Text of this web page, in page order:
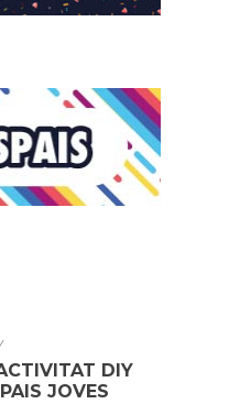
DIY
JOVES